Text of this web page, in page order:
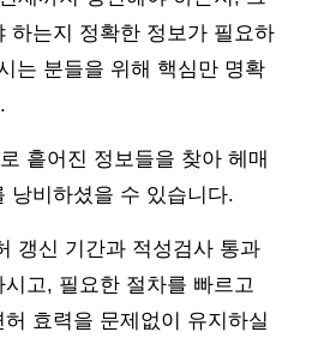
하는지 정확한 정보가 필요하
는 분들을 위해 핵심만 명확
흩어진 정보들을 찾아 헤매
낭비하셨을 수 있습니다.
갱신 기간과 적성검사 통과
고, 필요한 절차를 빠르고
효력을 문제없이 유지하실